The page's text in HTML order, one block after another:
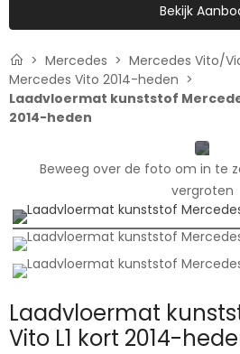
Bekijk
Mercedes
Mercedes Vito/
Mercedes Vito 2014-heden
Laadvloermat kunststof
2014-heden
Beweeg over de foto om in te
vergroten
Laadvloermat
Vito L1 kort 2014-